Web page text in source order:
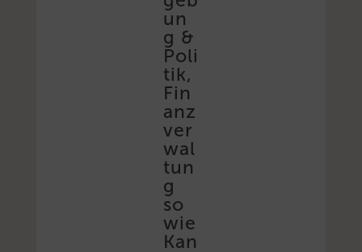
un
g &
Poli
tik,
Fin
anz
ver
wal
tun
g
so
wie
Kan